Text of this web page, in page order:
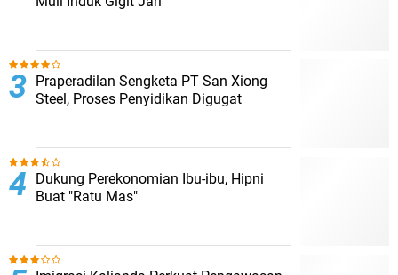
Praperadilan Sengketa PT San Xiong
Steel, Proses Penyidikan Digugat
Dukung Perekonomian Ibu-ibu, Hipni
Buat "Ratu Mas"